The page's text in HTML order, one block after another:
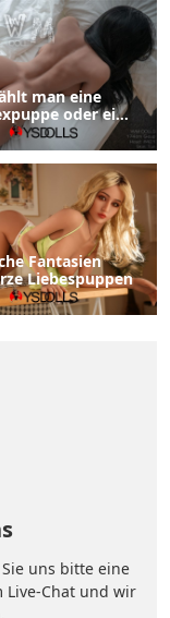
man eine
oder eine
Fantasien
Liebespuppen
uns bitte eine
Live-Chat und wir